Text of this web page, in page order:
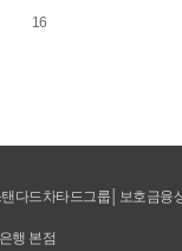
16
탠다드차타드그룹 보호금융
행 본점